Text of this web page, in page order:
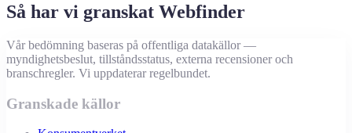
Så har vi granskat Webfinder
Vår bedömning baseras på offentliga datakällor —
myndighetsbeslut, tillståndsstatus, externa recensioner och
branschregler. Vi uppdaterar regelbundet.
Granskade källor